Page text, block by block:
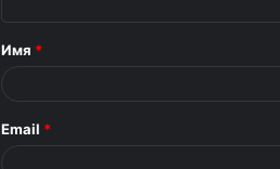
и
Имя *
Email *